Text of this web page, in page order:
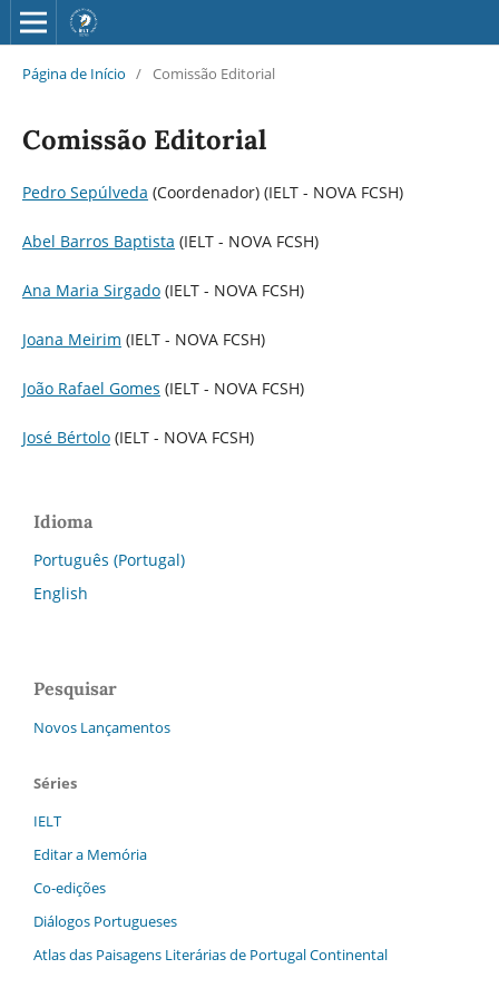
Página de Início / Comissão Editorial
Comissão Editorial
Pedro Sepúlveda (Coordenador) (IELT - NOVA FCSH)
Abel Barros Baptista (IELT - NOVA FCSH)
Ana Maria Sirgado(IELT - NOVA FCSH)
Joana Meirim (IELT - NOVA FCSH)
João Rafael Gomes (IELT - NOVA FCSH)
José Bértolo(IELT - NOVA FCSH)
Idioma
Português (Portugal)
English
Pesquisar
Novos Lançamentos
Séries
IELT
Editar a Memória
Co-edições
Diálogos Portugueses
Atlas das Paisagens Literárias de Portugal Continental